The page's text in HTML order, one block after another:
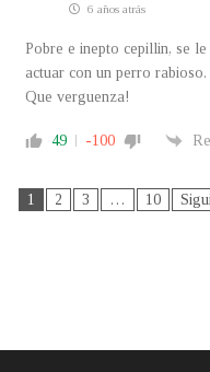
6 años atrás
Pobre e inepto cepillin, se
actuar con un perro rabioso.
Que verguenza!
49 -100
1 2 3 … 10